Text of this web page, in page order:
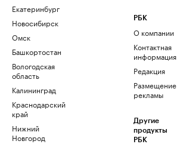
Екатеринбург
Новосибирск
Омск
Башкортостан
Вологодская
область
Калининград
Краснодарский
край
Нижний
Новгород
РБК
О компании
Контактная
информация
Редакция
Размещение
рекламы
Другие
продукты
РБК